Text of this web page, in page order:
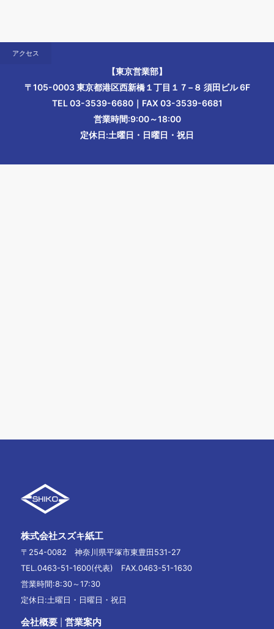
アクセス
【東京営業部】
〒105-0003 東京都港区西新橋１丁目１７−８ 須田ビル 6F
TEL 03-3539-6680｜FAX 03-3539-6681
営業時間:9:00～18:00
定休日:土曜日・日曜日・祝日
株式会社スズキ紙工
〒254-0082 神奈川県平塚市東豊田531-27
TEL.0463-51-1600(代表) FAX.0463-51-1630
営業時間:8:30～17:30
定休日:土曜日・日曜日・祝日
会社概要| 営業案内